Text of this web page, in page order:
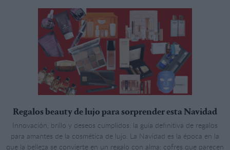
Regalos beauty de lujo para sorprender esta Navidad
Innovación, brillo y deseos cumplidos: la guía definitiva de regalos
para amantes de la cosmética de lujo. La Navidad es la época en la
que la belleza se convierte en un regalo con alma: cofres que parecen